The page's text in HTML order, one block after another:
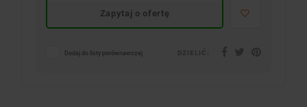
Zapytaj o ofertę
Dodaj do listy porównawczej